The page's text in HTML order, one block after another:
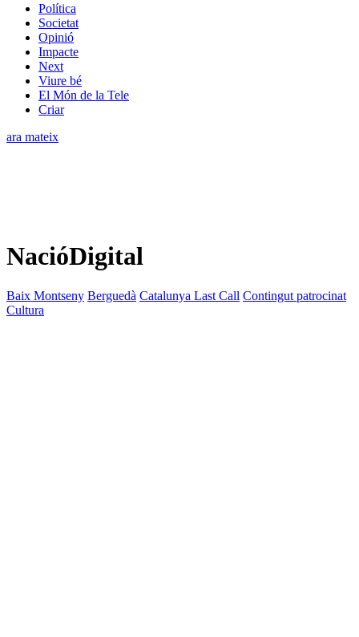
Política
Societat
Opinió
Impacte
Next
Viure bé
El Món de la Tele
Criar
ara mateix
NacióDigital
Baix Montseny Berguedà Catalunya Last Call Contingut patrocinat
Cultura